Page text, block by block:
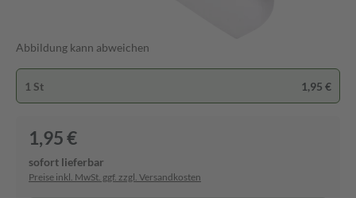
Abbildung kann abweichen
1 St 1,95 €
1,95 €
sofort lieferbar
Preise inkl. MwSt. ggf. zzgl. Versandkosten